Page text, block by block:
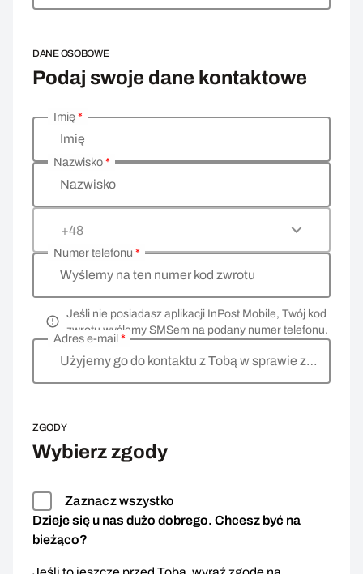
DANE OSOBOWE
Podaj swoje dane kontaktowe
Wprowadź swoje dane osobowe
Imię
Imię*
Nazwisko
Nazwisko*
+48
Wyślemy na ten numer kod zwrotu
Numer telefonu *
Jeśli nie posiadasz aplikacji InPost Mobile, Twój kod
zwrotu wyślemy SMSem na podany numer telefonu.
Użyjemy go do kontaktu z Tobą w sprawie zwrotu
Adres e-mail *
ZGODY
Wybierz zgody
Zaznacz wszystko
Dzieje się u nas dużo dobrego. Chcesz być na
bieżąco?